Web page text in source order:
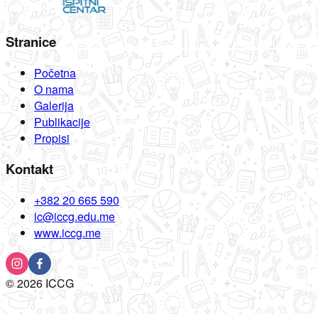
Stranice
Početna
O nama
Galerija
Publikacije
Propisi
Kontakt
+382 20 665 590
ic@iccg.edu.me
www.iccg.me
©2026ICCG